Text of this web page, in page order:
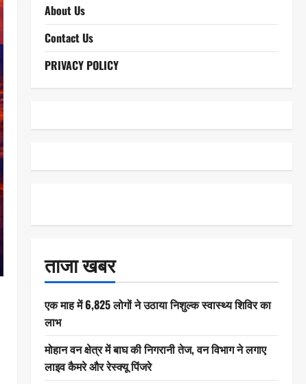
About Us
Contact Us
PRIVACY POLICY
ताजा खबर
एक माह में 6,825 लोगों ने उठाया निशुल्क स्वास्थ्य शिविर का
लाभ
मोहान वन क्षेत्र में बाघ की निगरानी तेज, वन विभाग ने लगाए
लाइव कैमरे और रेस्क्यू पिंजरे